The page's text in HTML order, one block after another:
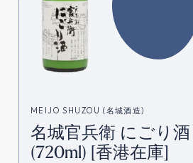
MEIJO SHUZOU (名城酒造)
名城官兵衛 にごり酒
(720ml) [香港在庫]